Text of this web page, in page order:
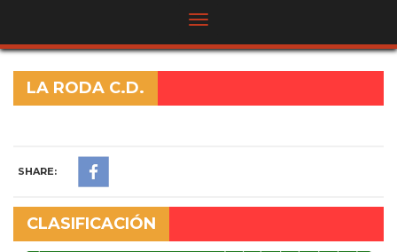
LA RODA C.D.
SHARE:
CLASIFICACIÓN